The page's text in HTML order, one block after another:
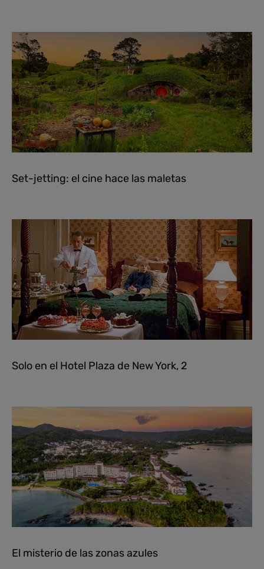
Set-jetting: el cine hace las maletas
Solo en el Hotel Plaza de New York, 2
El misterio de las zonas azules